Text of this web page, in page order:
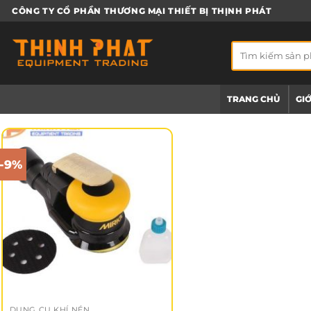
Bỏ
nội
dung
CÔNG TY CỔ PHẦN THƯƠNG MẠI THIẾT BỊ THỊNH PHÁT
kiếm:
TRANG CHỦ
9%